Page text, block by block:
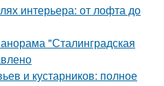
интерьера: от лофта до
"Сталинградская
и кустарников: полное